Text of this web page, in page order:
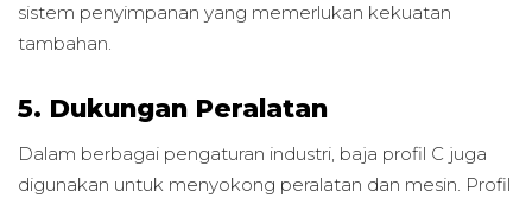
sistem penyimpanan yang memerlukan kekuatan
tambahan.
5. Dukungan Peralatan
Dalam berbagai pengaturan industri, baja profil C juga
digunakan untuk menyokong peralatan dan mesin. Profil